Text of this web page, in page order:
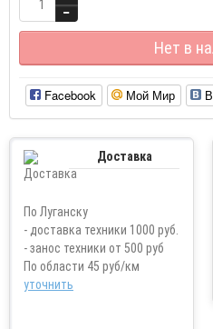
Нет в
Facebook Мой Мир
Доставка
По Луганску
- доставка техники 1000 руб.
- занос техники от 500 руб
По области 45 руб/км
уточнить